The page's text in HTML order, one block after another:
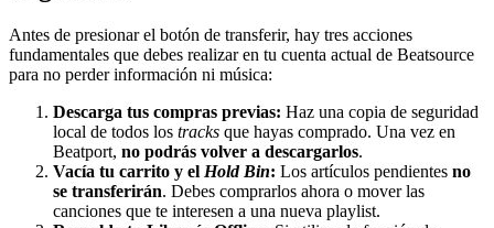
Antes de presionar el botón de transferir, hay tres acciones
fundamentales que debes realizar en tu cuenta actual de Beatsource
para no perder información ni música:
Descarga tus compras previas: Haz una copia de seguridad
local de todos los tracks que hayas comprado. Una vez en
Beatport, no podrás volver a descargarlos.
Vacía tu carrito y el Hold Bin: Los artículos pendientes no
se transferirán. Debes comprarlos ahora o mover las
canciones que te interesen a una nueva playlist.